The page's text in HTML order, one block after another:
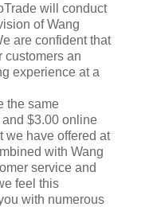
will conduct
of Wang
are confident that
customers an
experience at a
the same
$3.00 online
we have offered at
with Wang
service and
feel this
with numerous